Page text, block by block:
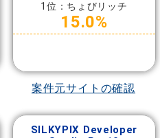
1位：ちょびリッチ
15.0%
案件元サイトの確認
SILKYPIX Developer